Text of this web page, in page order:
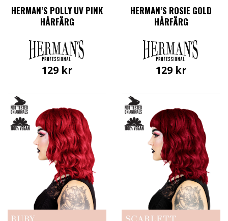
HERMAN’S POLLY UV PINK
HÅRFÄRG
129 kr
HERMAN’S ROSIE GOLD
HÅRFÄRG
129 kr